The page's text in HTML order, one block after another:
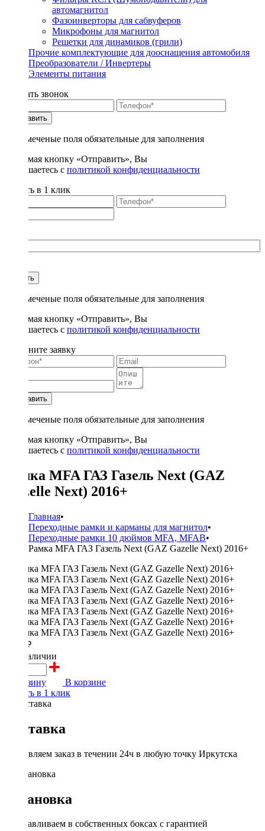
автомагнитол
Фазоинверторы для сабвуферов
Микрофоны для магнитол
Решетки для динамиков (грили)
Прочие комплектующие для дооснащения автомобиля
Преобразователи / Инвертеры
Элементы питания
Заказать звонок
Отправить
* - отмеченые поля обязательные для заполнения
Нажимая кнопку «Отправить», Вы
соглашаетесь с политикой конфиденциальности
Купить в 1 клик
Купить
* - отмеченые поля обязательные для заполнения
Нажимая кнопку «Отправить», Вы
соглашаетесь с политикой конфиденциальности
Заполните заявку
Отправить
* - отмеченые поля обязательные для заполнения
Нажимая кнопку «Отправить», Вы
соглашаетесь с политикой конфиденциальности
Рамка MFA ГАЗ Газель Next (GAZ
Gazelle Next) 2016+
Главная•
Переходные рамки и карманы для магнитол•
Переходные рамки 10 дюймов MFA, MFAB•
Рамка MFA ГАЗ Газель Next (GAZ Gazelle Next) 2016+
2000 ₽
в наличии
В корзину
В корзине
Купить в 1 клик
Доставка
Доставляем заказ в течении 24ч в любую точку Иркутска
Установка
Устанавливаем в собственных боксах с гарантией